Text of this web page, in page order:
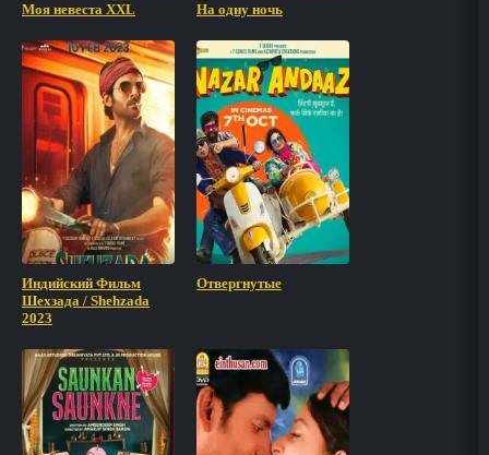
Моя невеста XXL На одну ночь
Индийский Фильм
Шехзада / Shehzada
2023
Отвергнутые